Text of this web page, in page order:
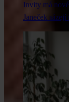
Invity má
Janeček